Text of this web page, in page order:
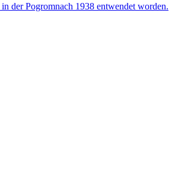
der Pogromnach 1938 entwendet worden.